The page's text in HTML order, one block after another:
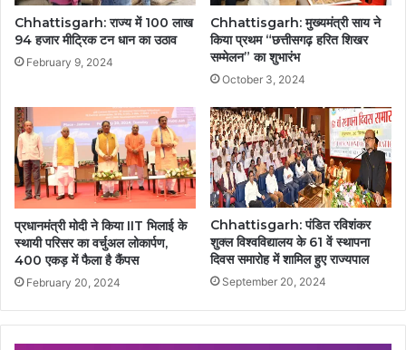
Chhattisgarh: राज्य में 100 लाख
94 हजार मीट्रिक टन धान का उठाव
February 9, 2024
Chhattisgarh: मुख्यमंत्री साय ने
किया प्रथम “छत्तीसगढ़ हरित शिखर
सम्मेलन” का शुभारंभ
October 3, 2024
प्रधानमंत्री मोदी ने किया IIT भिलाई के
स्थायी परिसर का वर्चुअल लोकार्पण,
400 एकड़ में फैला है कैंपस
February 20, 2024
Chhattisgarh: पंडित रविशंकर
शुक्ल विश्वविद्यालय के 61 वें स्थापना
दिवस समारोह में शामिल हुए राज्यपाल
September 20, 2024